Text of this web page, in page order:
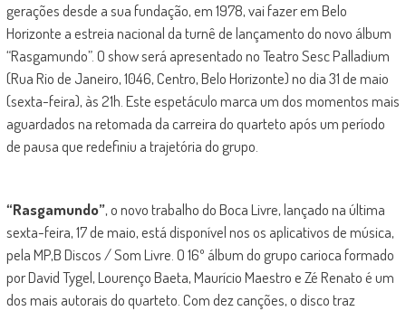
gerações desde a sua fundação, em 1978, vai fazer em Belo
Horizonte a estreia nacional da turnê de lançamento do novo álbum
“Rasgamundo”. O show será apresentado no Teatro Sesc Palladium
(Rua Rio de Janeiro, 1046, Centro, Belo Horizonte) no dia 31 de maio
(sexta-feira), às 21h. Este espetáculo marca um dos momentos mais
aguardados na retomada da carreira do quarteto após um período
de pausa que redefiniu a trajetória do grupo.
“Rasgamundo”, o novo trabalho do Boca Livre, lançado na última
sexta-feira, 17 de maio, está disponível nos os aplicativos de música,
pela MP,B Discos / Som Livre. O 16º álbum do grupo carioca formado
por David Tygel, Lourenço Baeta, Maurício Maestro e Zé Renato é um
dos mais autorais do quarteto. Com dez canções, o disco traz